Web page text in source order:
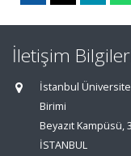
İletişim
İstanbul
Birimi
Beyazıt Kampüsü,
İSTANBUL